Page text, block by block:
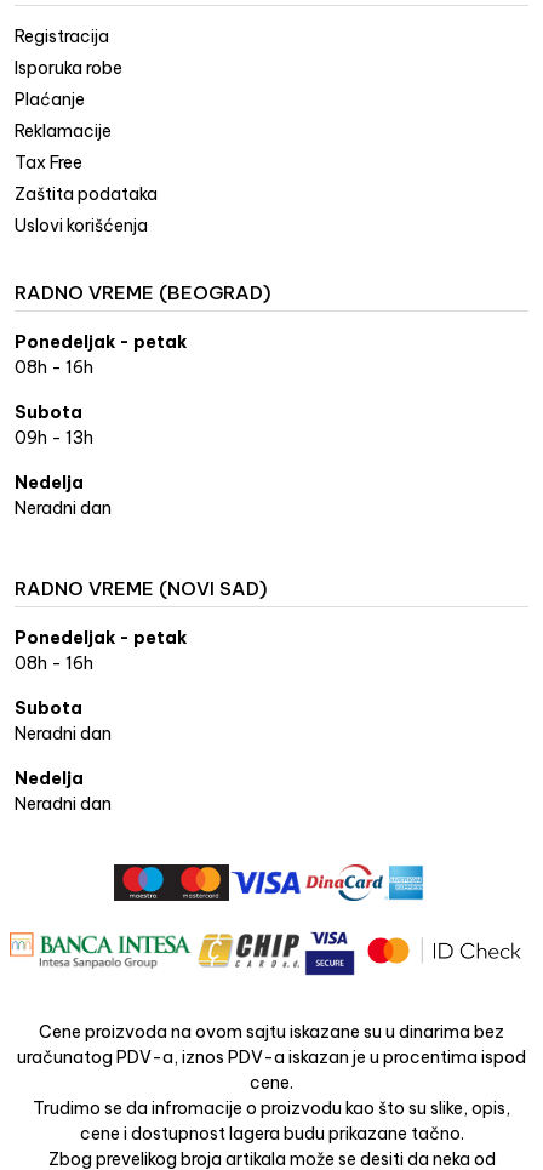
Registracija
Isporuka robe
Plaćanje
Reklamacije
Tax Free
Zaštita podataka
Uslovi korišćenja
RADNO VREME (BEOGRAD)
Ponedeljak - petak
08h - 16h
Subota
09h - 13h
Nedelja
Neradni dan
RADNO VREME (NOVI SAD)
Ponedeljak - petak
08h - 16h
Subota
Neradni dan
Nedelja
Neradni dan
Cene proizvoda na ovom sajtu iskazane su u dinarima bez
uračunatog PDV-a, iznos PDV-a iskazan je u procentima ispod
cene.
Trudimo se da infromacije o proizvodu kao što su slike, opis,
cene i dostupnost lagera budu prikazane tačno.
Zbog prevelikog broja artikala može se desiti da neka od